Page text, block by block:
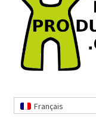
navigation
Français